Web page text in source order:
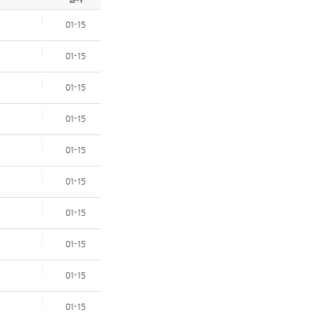
01-15
01-15
01-15
01-15
01-15
01-15
01-15
01-15
01-15
01-15